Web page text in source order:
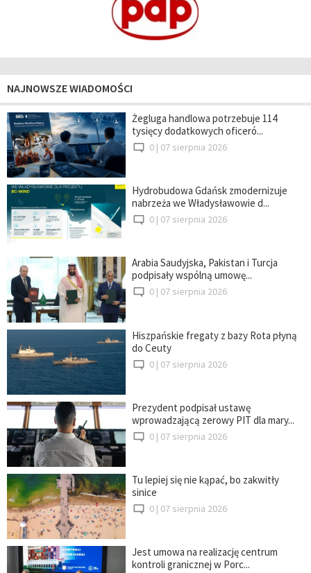
NAJNOWSZE WIADOMOŚCI
Żegluga handlowa potrzebuje 114
tysięcy dodatkowych oficeró...
0 | 07 sierpnia 2026
Hydrobudowa Gdańsk zmodernizuje
nabrzeża we Władysławowie d...
0 | 07 sierpnia 2026
Arabia Saudyjska, Pakistan i Turcja
podpisały wspólną umowę...
0 | 07 sierpnia 2026
Hiszpańskie fregaty z bazy Rota płyną
do Ceuty
0 | 07 sierpnia 2026
Prezydent podpisał ustawę
wprowadzającą zerowy PIT dla mary...
0 | 07 sierpnia 2026
Tu lepiej się nie kąpać, bo zakwitły
sinice
0 | 07 sierpnia 2026
Jest umowa na realizację centrum
kontroli granicznej w Porc...